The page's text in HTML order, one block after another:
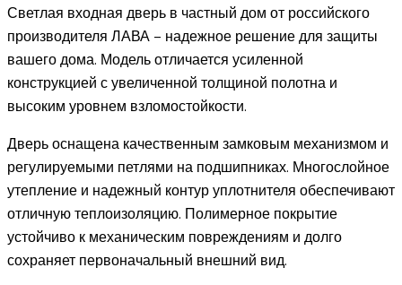
Светлая входная дверь в частный дом от российского
производителя ЛАВА – надежное решение для защиты
вашего дома. Модель отличается усиленной
конструкцией с увеличенной толщиной полотна и
высоким уровнем взломостойкости.
Дверь оснащена качественным замковым механизмом и
регулируемыми петлями на подшипниках. Многослойное
утепление и надежный контур уплотнителя обеспечивают
отличную теплоизоляцию. Полимерное покрытие
устойчиво к механическим повреждениям и долго
сохраняет первоначальный внешний вид.